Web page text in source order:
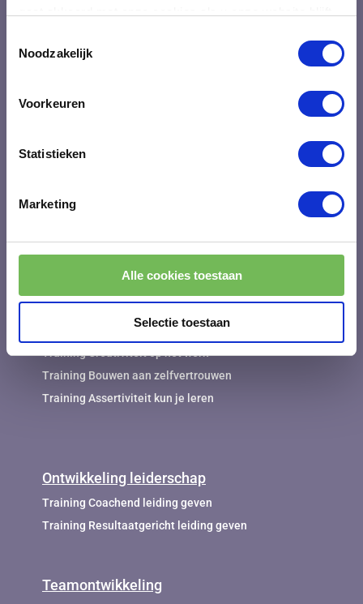
Noodzakelijk
Voorkeuren
Statistieken
Marketing
Alle cookies toestaan
Selectie toestaan
Professionele ontwikkeling
Training Kort en krachtig communiceren
Werken aan werkgeluk en werkplezier
Persoonlijke ontwikkeling
Training Inlevingsvermogen
Training Personal branding
Training Creativiteit op het werk
Training Bouwen aan zelfvertrouwen
Training Assertiviteit kun je leren
Ontwikkeling leiderschap
Training Coachend leiding geven
Training Resultaatgericht leiding geven
Teamontwikkeling